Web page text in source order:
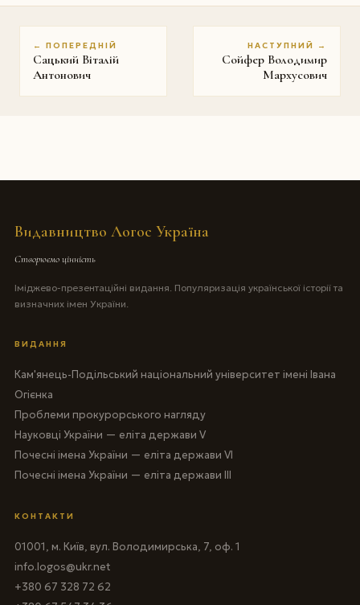
← ПОПЕРЕДНІЙ
Сацький Віталій
Антонович
НАСТУПНИЙ →
Сойфер Володимир
Мархусович
Видавництво Логос Україна
Створюємо цінність
Іміджево-презентаційні видання. Популяризація української історії та
визначних імен України.
ВИДАННЯ
Кам'янець-Подільський національний університет імені Івана
Огієнка
Проблеми прокурорського нагляду
Науковці України — еліта держави V
Почесні імена України — еліта держави VI
Почесні імена України — еліта держави III
КОНТАКТИ
01001, м. Київ, вул. Володимирська, 7, оф. 1
info.logos@ukr.net
+380 67 328 72 62